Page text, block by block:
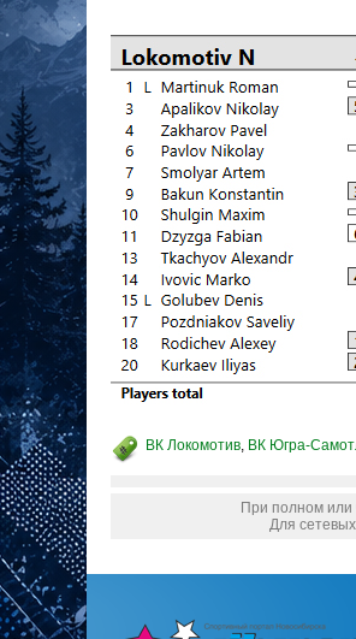
ВК Локомотив, ВК Югра-
При полном или
Для